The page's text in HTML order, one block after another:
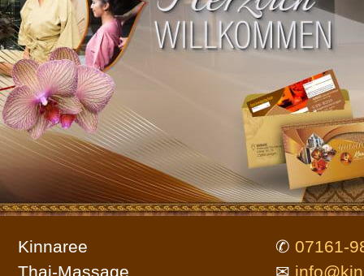
Parkmöglichkeiten
Bildergalerie
Allgemein
Impressum
Kinnaree
Thai-Massage
✆ 07161-
✉